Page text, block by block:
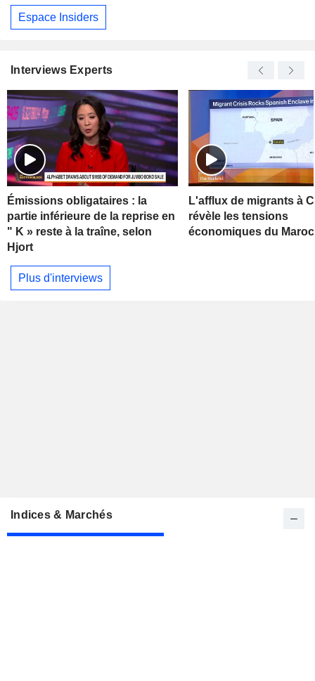
Espace Insiders
Interviews Experts
Émissions obligataires : la
partie inférieure de la reprise en
" K » reste à la traîne, selon
Hjort
L'afflux de migrants à
révèle les tensions
économiques du Maroc
Plus d'interviews
Indices & Marchés